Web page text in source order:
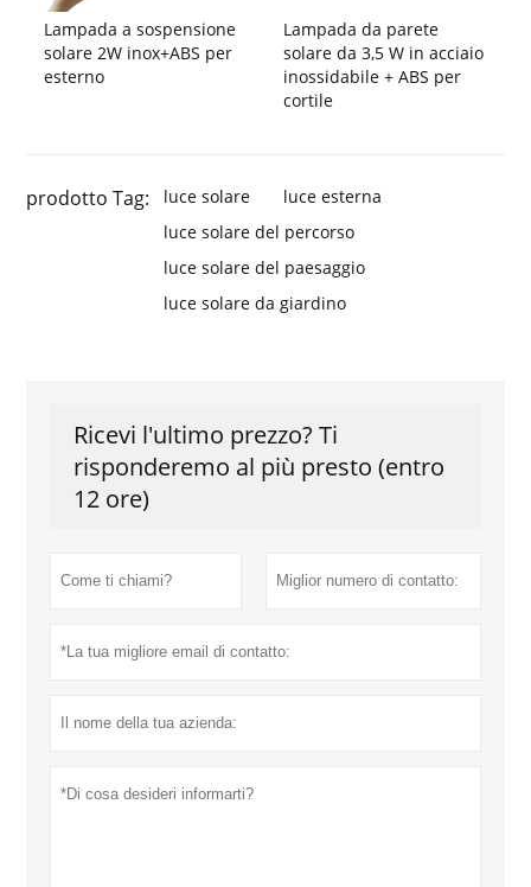
Lampada a sospensione
solare 2W inox+ABS per
esterno
Lampada da parete
solare da 3,5 W in acciaio
inossidabile + ABS per
cortile
prodotto Tag: luce solare
luce esterna
luce solare del percorso
luce solare del paesaggio
luce solare da giardino
Ricevi l'ultimo prezzo? Ti
risponderemo al più presto (entro
12 ore)